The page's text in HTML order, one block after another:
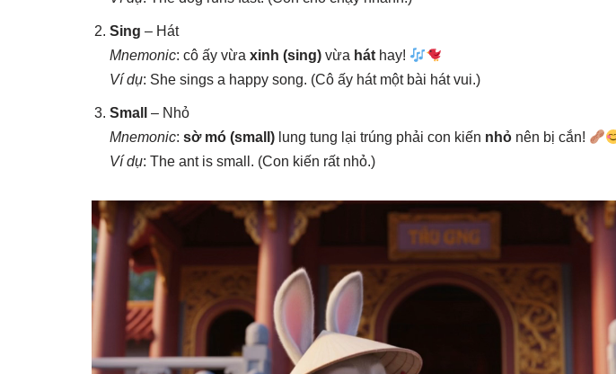
Sing – Hát
Mnemonic: cô ấy vừa xinh (sing) vừa hát hay!
Ví dụ: She sings a happy song. (Cô ấy hát một bài hát vui.)
Small
– Nhỏ
Mnemonic: sờ mó (small) lung tung lại trúng phải con kiến nhỏ nên bị cắn!
Ví dụ: The ant is small. (Con kiến rất nhỏ.)